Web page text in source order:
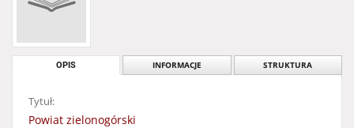
OPIS INFORMACJE STRUKTURA
Tytuł:
Powiat zielonogórski